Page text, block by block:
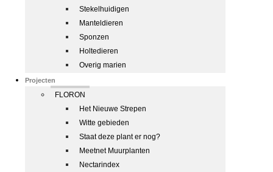
Stekelhuidigen
Manteldieren
Sponzen
Holtedieren
Overig marien
Projecten
FLORON
Het Nieuwe Strepen
Witte gebieden
Staat deze plant er nog?
Meetnet Muurplanten
Nectarindex